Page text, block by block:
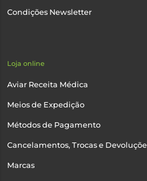
Condições Newsletter
Loja online
Aviar Receita Médica
Meios de Expedição
Métodos de Pagamento
Cancelamentos, Trocas e
Marcas